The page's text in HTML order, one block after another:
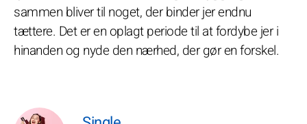
sammen bliver til noget, der binder jer endnu
tættere. Det er en oplagt periode til at fordybe jer i
hinanden og nyde den nærhed, der gør en forskel.